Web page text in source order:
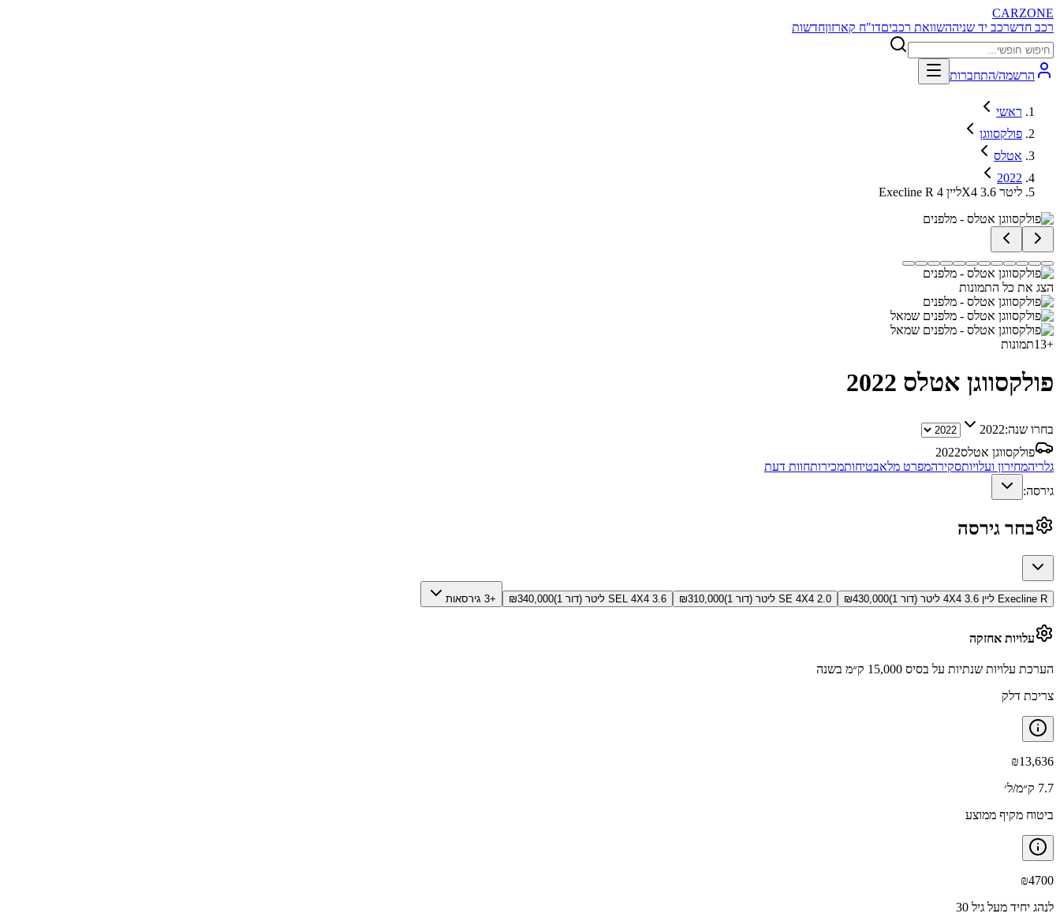
CARZONE
רכב חדשרכב יד שניההשוואת רכביםדו"ח קארזוןחדשות
הרשמה/התחברות
ראשי
פולקסווגן
אטלס
2022
Execline R ליין 4X4 3.6 ליטר
הצג את כל התמונות
+
13תמונות
פולקסווגן אטלס 2022
בחרו שנה:2022
פולקסווגן אטלס2022
גלריהמחירון ועלויותסקירהמפרט מלאבטיחותמכירותחוות דעת
גירסה:
בחר גירסה
Execline R ליין 4X4 3.6 ליטר (דור 1) ₪430,000 SE 4X4 2.0 ליטר (דור 1) ₪310,000 SEL 4X4 3.6 ליטר (דור 1) ₪340,000 +3 גירסאות
עלויות אחזקה
הערכת עלויות שנתיות על בסיס 15,000 ק״מ בשנה
צריכת דלק
₪13,636
7.7 ק״מ/ל׳
ביטוח מקיף ממוצע
₪4700
לנהג יחיד מעל גיל 30